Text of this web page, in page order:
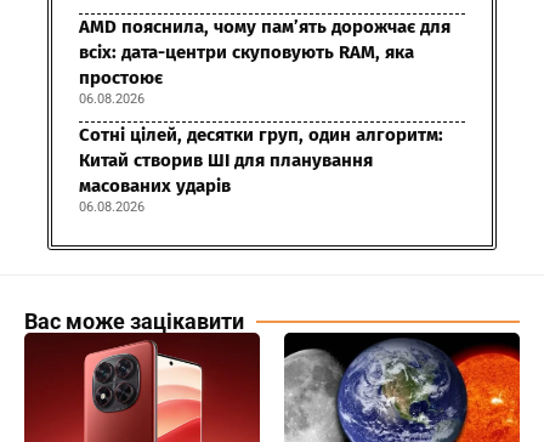
AMD пояснила, чому пам’ять дорожчає для
всіх: дата-центри скуповують RAM, яка
простоює
06.08.2026
Сотні цілей, десятки груп, один алгоритм:
Китай створив ШІ для планування
масованих ударів
06.08.2026
Вас може зацікавити